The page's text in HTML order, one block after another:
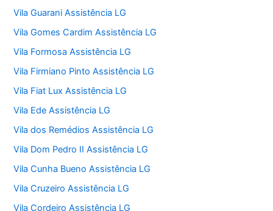
Vila Guarani Assistência LG
Vila Gomes Cardim Assistência LG
Vila Formosa Assistência LG
Vila Firmiano Pinto Assistência LG
Vila Fiat Lux Assistência LG
Vila Ede Assistência LG
Vila dos Remédios Assistência LG
Vila Dom Pedro II Assistência LG
Vila Cunha Bueno Assistência LG
Vila Cruzeiro Assistência LG
Vila Cordeiro Assistência LG